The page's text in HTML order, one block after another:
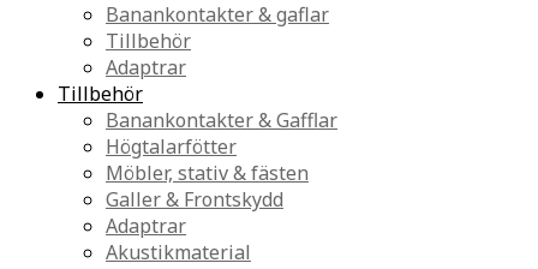
Banankontakter & gaflar
Tillbehör
Adaptrar
Tillbehör
Banankontakter & Gafflar
Högtalarfötter
Möbler, stativ & fästen
Galler & Frontskydd
Adaptrar
Akustikmaterial